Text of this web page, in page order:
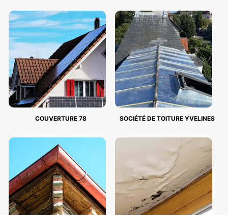
COUVERTURE 78 SOCIÉTÉ DE TOITURE YVELINES